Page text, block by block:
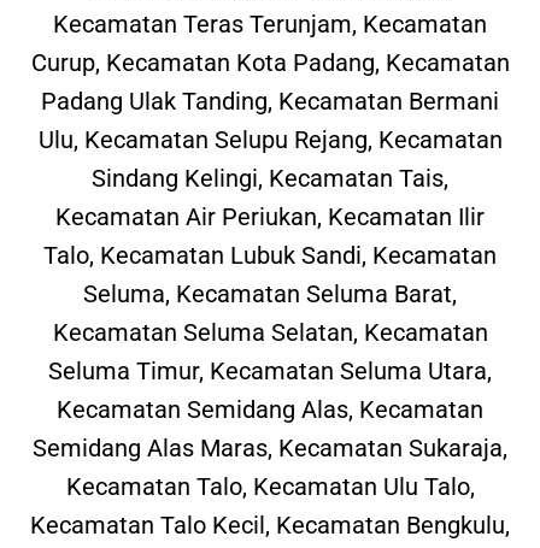
Kecamatan Teras Terunjam, Kecamatan
Curup, Kecamatan Kota Padang, Kecamatan
Padang Ulak Tanding, Kecamatan Bermani
Ulu, Kecamatan Selupu Rejang, Kecamatan
Sindang Kelingi, Kecamatan Tais,
Kecamatan Air Periukan, Kecamatan Ilir
Talo, Kecamatan Lubuk Sandi, Kecamatan
Seluma, Kecamatan Seluma Barat,
Kecamatan Seluma Selatan, Kecamatan
Seluma Timur, Kecamatan Seluma Utara,
Kecamatan Semidang Alas, Kecamatan
Semidang Alas Maras, Kecamatan Sukaraja,
Kecamatan Talo, Kecamatan Ulu Talo,
Kecamatan Talo Kecil, Kecamatan Bengkulu,